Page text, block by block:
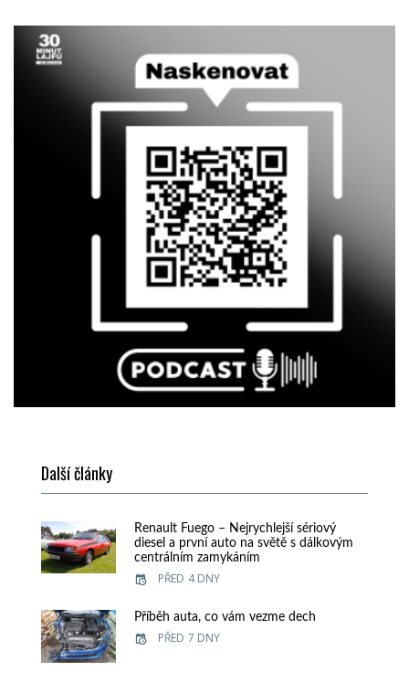
Další články
Renault Fuego – Nejrychlejší sériový
diesel a první auto na světě s dálkovým
centrálním zamykáním
PŘED 4 DNY
Příběh auta, co vám vezme dech
PŘED 7 DNY